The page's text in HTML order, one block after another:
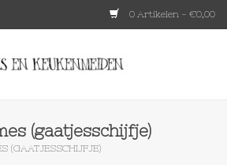
0 Artikelen - €0,00
(gaatjesschijfje)
(GAATJESSCHIJFJE)